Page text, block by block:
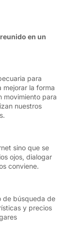
en un
para
la forma
movimiento para
nuestros
sino que se
ojos, dialogar
conviene.
de búsqueda de
y precios